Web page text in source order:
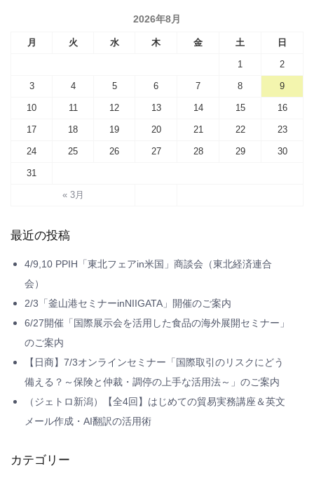
2026年8月
月 火 水 木 金 土 日
« 3月
1 2
3 4 5 6 7 8 9
10 11 12 13 14 15 16
17 18 19 20 21 22 23
24 25 26 27 28 29 30
31
最近の投稿
4/9,10 PPIH「東北フェアin米国」商談会（東北経済連合
会）
2/3「釜山港セミナーinNIIGATA」開催のご案内
6/27開催「国際展示会を活用した食品の海外展開セミナー」
のご案内
【日商】7/3オンラインセミナー「国際取引のリスクにどう
備える？～保険と仲裁・調停の上手な活用法～」のご案内
（ジェトロ新潟）【全4回】はじめての貿易実務講座＆英文
メール作成・AI翻訳の活用術
カテゴリー